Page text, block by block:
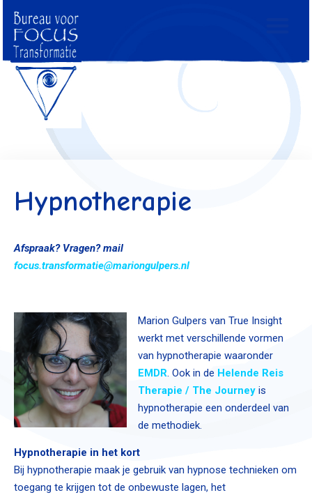
Hypnotherapie
Afspraak? Vragen? mail
focus.transformatie@mariongulpers.nl
Marion Gulpers van True Insight
werkt met verschillende vormen
van hypnotherapie waaronder
EMDR. Ook in de Helende Reis
Therapie / The Journey is
hypnotherapie een onderdeel van
de methodiek.
Hypnotherapie in het kort
Bij hypnotherapie maak je gebruik van hypnose technieken om
toegang te krijgen tot de onbewuste lagen, het